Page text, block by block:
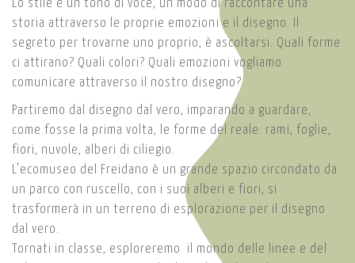
Lo stile è un tono di voce, un modo di raccontare una
storia attraverso le proprie emozioni e il disegno. Il
segreto per trovarne uno proprio, è ascoltarsi. Quali forme
ci attirano? Quali colori? Quali emozioni vogliamo
comunicare attraverso il nostro disegno?
Partiremo dal disegno dal vero, imparando a guardare,
come fosse la prima volta, le forme del reale: rami, foglie,
fiori, nuvole, alberi di ciliegio.
L’ecomuseo del Freidano è un grande spazio circondato da
un parco con ruscello, con i suoi alberi e fiori, si
trasformerà in un terreno di esplorazione per il disegno
dal vero.
Tornati in classe, esploreremo il mondo delle linee e del